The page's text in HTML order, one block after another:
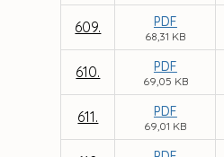
609. PDF
68,31 KB
610. PDF
69,05 KB
611. PDF
69,01 KB